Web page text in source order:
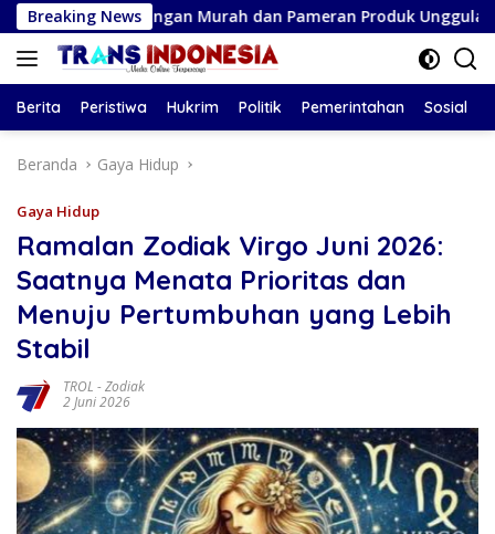
Langsung
ke
konten
Breaking News
Murah dan Pameran Produk Unggulan
Berita Peristiwa Hukrim Politik Pemerintahan Sosial
Beranda Gaya Hidup
Gaya Hidup
Ramalan Zodiak Virgo Juni 2026:
Saatnya Menata Prioritas dan
Menuju Pertumbuhan yang Lebih
Stabil
TROL -Zodiak
2 Juni 2026